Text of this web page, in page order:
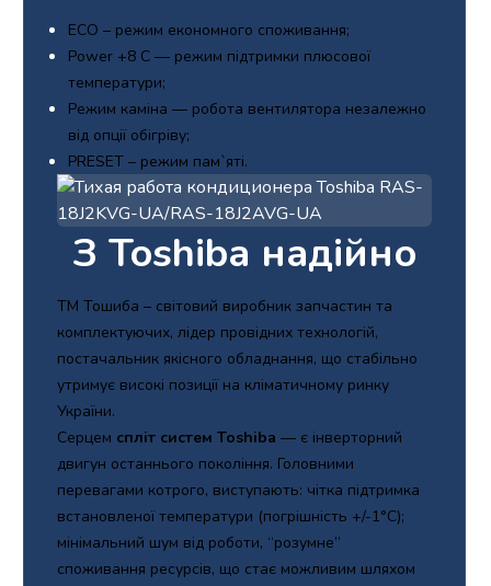
ECO – режим економного споживання;
Power +8 С — режим підтримки плюсової
температури;
Режим каміна — робота вентилятора незалежно
від опції обігріву;
PRESET – режим пам`яті.
З Toshiba надійно
ТМ Тошиба – світовий виробник запчастин та
комплектуючих, лідер провідних технологій,
постачальник якісного обладнання, що стабільно
утримує високі позиції на кліматичному ринку
України.
Серцем спліт систем Toshiba — є інверторний
двигун останнього покоління. Головними
перевагами котрого, виступають: чітка підтримка
встановленої температури (погрішність +/-1°С);
мінімальний шум від роботи, “розумне”
споживання ресурсів, що стає можливим шляхом